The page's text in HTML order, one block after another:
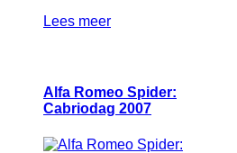
Lees meer
Alfa Romeo Spider:
Cabriodag 2007